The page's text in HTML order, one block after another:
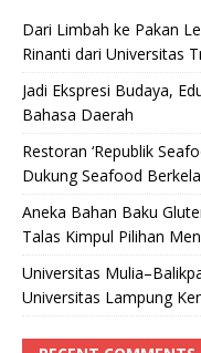
Dari Limbah ke Pakan
Rinanti dari Universitas
Jadi Ekspresi Budaya,
Bahasa Daerah
Restoran ‘Republik
Dukung Seafood
Aneka Bahan Baku
Talas Kimpul Pilihan
Universitas
Universitas Lampung